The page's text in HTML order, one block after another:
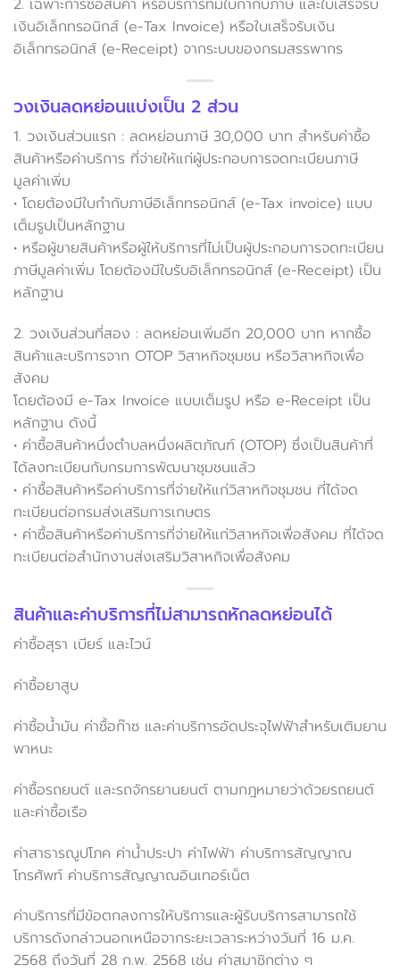
2. เฉพาะการซื้อสินค้า หรือบริการที่มีใบกำกับภาษี และใบเสร็จรับ
เงินอิเล็กทรอนิกส์ (e-Tax Invoice) หรือใบเสร็จรับเงิน
อิเล็กทรอนิกส์ (e-Receipt) จากระบบของกรมสรรพากร
วงเงินลดหย่อนแบ่งเป็น 2 ส่วน
1. วงเงินส่วนแรก : ลดหย่อนภาษี 30,000 บาท สำหรับค่าซื้อ
สินค้าหรือค่าบริการ ที่จ่ายให้แก่ผู้ประกอบการจดทะเบียนภาษี
มูลค่าเพิ่ม
• โดยต้องมีใบกำกับภาษีอิเล็กทรอนิกส์ (e-Tax invoice) แบบ
เต็มรูปเป็นหลักฐาน
• หรือผู้ขายสินค้าหรือผู้ให้บริการที่ไม่เป็นผู้ประกอบการจดทะเบียน
ภาษีมูลค่าเพิ่ม โดยต้องมีใบรับอิเล็กทรอนิกส์ (e-Receipt) เป็น
หลักฐาน
2. วงเงินส่วนที่สอง : ลดหย่อนเพิ่มอีก 20,000 บาท หากซื้อ
สินค้าและบริการจาก OTOP วิสาหกิจชุมชน หรือวิสาหกิจเพื่อ
สังคม
โดยต้องมี e-Tax Invoice แบบเต็มรูป หรือ e-Receipt เป็น
หลักฐาน ดังนี้
• ค่าซื้อสินค้าหนึ่งตำบลหนึ่งผลิตภัณฑ์ (OTOP) ซึ่งเป็นสินค้าที่
ได้ลงทะเบียนกับกรมการพัฒนาชุมชนแล้ว
• ค่าซื้อสินค้าหรือค่าบริการที่จ่ายให้แก่วิสาหกิจชุมชน ที่ได้จด
ทะเบียนต่อกรมส่งเสริมการเกษตร
• ค่าซื้อสินค้าหรือค่าบริการที่จ่ายให้แก่วิสาหกิจเพื่อสังคม ที่ได้จด
ทะเบียนต่อสำนักงานส่งเสริมวิสาหกิจเพื่อสังคม
สินค้าและค่าบริการที่ไม่สามารถหักลดหย่อนได้
ค่าซื้อสุรา เบียร์ และไวน์
ค่าซื้อยาสูบ
ค่าซื้อน้ำมัน ค่าซื้อก๊าซ และค่าบริการอัดประจุไฟฟ้าสำหรับเติมยาน
พาหนะ
ค่าซื้อรถยนต์ และรถจักรยานยนต์ ตามกฎหมายว่าด้วยรถยนต์
และค่าซื้อเรือ
ค่าสาธารณูปโภค ค่าน้ำประปา ค่าไฟฟ้า ค่าบริการสัญญาณ
โทรศัพท์ ค่าบริการสัญญาณอินเทอร์เน็ต
ค่าบริการที่มีข้อตกลงการให้บริการและผู้รับบริการสามารถใช้
บริการดังกล่าวนอกเหนือจากระยะเวลาระหว่างวันที่ 16 ม.ค.
2568 ถึงวันที่ 28 ก.พ. 2568 เช่น ค่าสมาชิกต่าง ๆ